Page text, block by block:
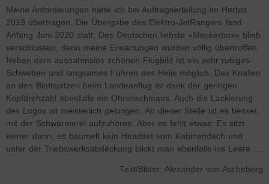
Meine Anforderungen hatte ich bei Auftragserteilung im Herbst
2019 übertragen. Die Übergabe des Elektro-JetRangers fand
Anfang Juni 2020 statt. Des Deutschen liebste »Meckerbox« blieb
verschlossen, denn meine Erwartungen wurden völlig übertroffen.
Neben dem ausnahmslos schönen Flugbild ist ein sehr ruhiges
Schweben und langsames Führen des Helis möglich. Das Knallen
an den Blattspitzen beim Landeanflug ist dank der geringen
Kopfdrehzahl ebenfalls ein Ohrenschmaus. Auch die Lackierung
des Logos ist meisterlich gelungen. An dieser Stelle ist es besser,
mit der Schwärmerei aufzuhören. Aber es fehlt etwas: Es sitzt
keiner darin, es baumelt kein Headset vom Kabinendach und
unter der Triebswerksabdeckung blickt man ebenfalls ins Leere …
Text/Bilder: Alexander von Ascheberg